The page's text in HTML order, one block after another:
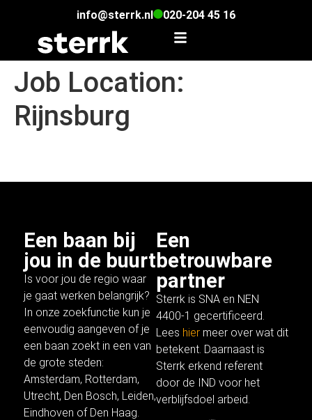
info@sterrk.nl 020-204 45 16
Job Location:
Rijnsburg
Een baan bij
jou in de buurt
Is voor jou de regio waar
je gaat werken belangrijk?
In onze zoekfunctie kun je
eenvoudig aangeven of je
een baan zoekt in een van
de grote steden:
Amsterdam, Rotterdam,
Utrecht, Den Bosch, Leiden,
Eindhoven of Den Haag
Een
betrouwbare
partner
Sterrk is SNA en NEN
4400-1 gecertificeerd.
Lees hiermeer over wat dit
betekent. Daarnaast is
Sterrk erkend referent
door de IND voor het
verblijfsdoel arbeid.